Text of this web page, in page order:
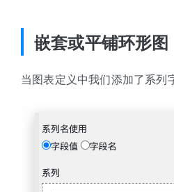
嵌套或平铺环形图
当图表定义中我们添加了系列